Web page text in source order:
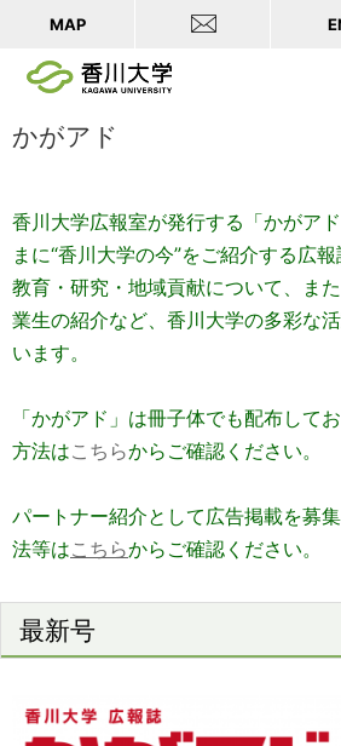
MAP
かがアド
香川大学広報室が発行する「かがア
まに“香川大学の今”をご紹介する広報
教育・研究・地域貢献について、ま
業生の紹介など、香川大学の多彩な
います。
「かがアド」は冊子体でも配布してお
方法はこちらからご確認ください。
パートナー紹介として広告掲載を募
法等はこちらからご確認ください。
最新号